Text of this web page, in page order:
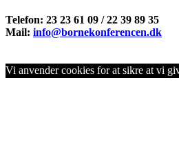
Telefon: 23 23 61 09 / 22 39 89 35
Mail: info@bornekonferencen.dk
Vi anvender cookies for at sikre at vi